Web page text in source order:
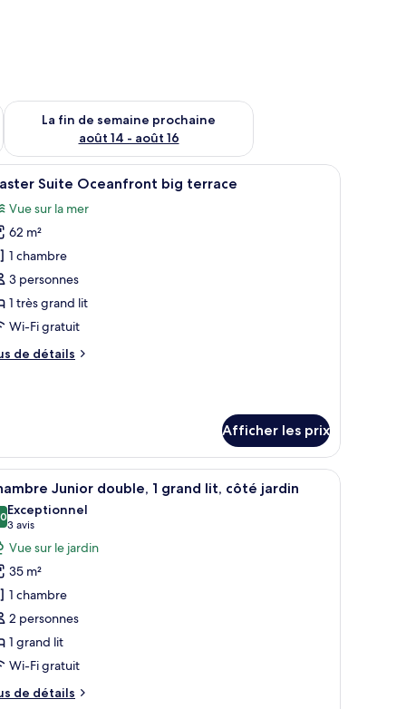
semaine août 7 - août 9
La fin de semaine prochaine
août 14 - août 16
Vérifier la disponibilité pour la fin de semaine prochaine août
chaise, un lavabo et une grande fenêtre.
:
Un hamac suspendu sous une pergola en
12 Suite Oceanfront big terrace
Vue sur la mer
62 m²
1 chambre
3 personnes
1 très grand lit
Wi-Fi gratuit
de détails
Afficher les prix
des meubles en bois et une vue sur l’extérieur.
:
Une chambre avec un grand lit, une petite
10 Junior double, 1 grand lit, côté jardin
sur 10
Exceptionnel
3 avis
(3 avis)
Vue sur le jardin
35 m²
1 chambre
2 personnes
1 grand lit
Wi-Fi gratuit
de détails